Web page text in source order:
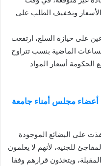
وتخفيف الطلب على
على حيازة السلع، ارتفعت
الساعات الماضية بنسب تتراوح
رفع الحكومة أسعار المواد
مجلس أمناء جامعة
على البضائع الموجودة
للجنيه، لأنهم لا يعلمون
ويتخذون قرارهم وفقا